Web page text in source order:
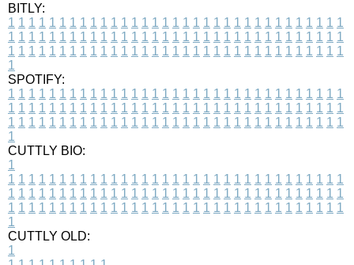
BITLY:
1 1 1 1 1 1 1 1 1 1 1 1 1 1 1 1 1 1 1 1 1 1 1 1 1 1 1 1 1 1 1 1 1
1 1 1 1 1 1 1 1 1 1 1 1 1 1 1 1 1 1 1 1 1 1 1 1 1 1 1 1 1 1 1 1 1
1 1 1 1 1 1 1 1 1 1 1 1 1 1 1 1 1 1 1 1 1 1 1 1 1 1 1 1 1 1 1 1 1
1
SPOTIFY:
1 1 1 1 1 1 1 1 1 1 1 1 1 1 1 1 1 1 1 1 1 1 1 1 1 1 1 1 1 1 1 1 1
1 1 1 1 1 1 1 1 1 1 1 1 1 1 1 1 1 1 1 1 1 1 1 1 1 1 1 1 1 1 1 1 1
1 1 1 1 1 1 1 1 1 1 1 1 1 1 1 1 1 1 1 1 1 1 1 1 1 1 1 1 1 1 1 1 1
1
CUTTLY BIO:
1
1 1 1 1 1 1 1 1 1 1 1 1 1 1 1 1 1 1 1 1 1 1 1 1 1 1 1 1 1 1 1 1 1
1 1 1 1 1 1 1 1 1 1 1 1 1 1 1 1 1 1 1 1 1 1 1 1 1 1 1 1 1 1 1 1 1
1 1 1 1 1 1 1 1 1 1 1 1 1 1 1 1 1 1 1 1 1 1 1 1 1 1 1 1 1 1 1 1 1
1
CUTTLY OLD:
1